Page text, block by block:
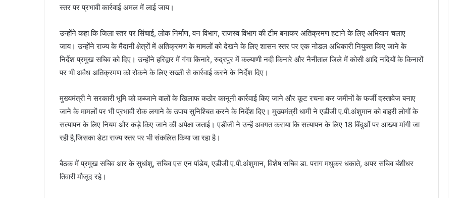
स्तर पर प्रभावी कार्रवाई अमल में लाई जाय।
उन्होंने कहा कि जिला स्तर पर सिंचाई, लोक निर्माण, वन विभाग, राजस्व विभाग की टीम बनाकर अतिक्रमण हटाने के लिए अभियान चलाए
जाय। उन्होंने राज्य के मैदानी क्षेत्रों में अतिक्रमण के मामलों को देखने के लिए शासन स्तर पर एक नोडल अधिकारी नियुक्त किए जाने के
निर्देश प्रमुख सचिव को दिए। उन्होंने हरिद्वार में गंगा किनारे, रुद्रपुर में कल्याणी नदी किनारे और नैनीताल जिले में कोसी आदि नदियों के किनारों
पर भी अवैध अतिक्रमण को रोकने के लिए सख्ती से कार्रवाई करने के निर्देश दिए।
मुख्यमंत्री ने सरकारी भूमि को कब्जाने वालों के खिलाफ कठोर कानूनी कार्रवाई किए जाने और कूट रचना कर जमीनों के फर्जी दस्तावेज बनाए
जाने के मामलों पर भी प्रभावी रोक लगाने के उपाय सुनिश्चित करने के निर्देश दिए। मुख्यमंत्री धामी ने एडीजी ए.पी.अंशुमान को बाहरी लोगों के
सत्यापन के लिए नियम और कड़े किए जाने की अपेक्षा जताई। एडीजी ने उन्हें अवगत कराया कि सत्यापन के लिए 18 बिंदुओं पर आख्या मांगी जा
रही है,जिसका डेटा राज्य स्तर पर भी संकलित किया जा रहा है।
बैठक में प्रमुख सचिव आर के सुधांशु, सचिव एस एन पांडेय, एडीजी ए.पी.अंशुमान, विशेष सचिव डा. पराग मधुकर धकाते, अपर सचिव बंशीधर
तिवारी मौजूद रहे।